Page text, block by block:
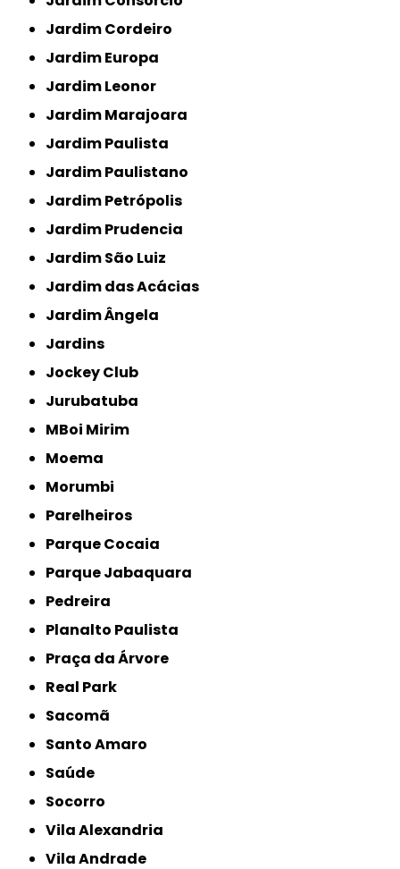
Jardim Cordeiro
Jardim Europa
Jardim Leonor
Jardim Marajoara
Jardim Paulista
Jardim Paulistano
Jardim Petrópolis
Jardim Prudencia
Jardim São Luiz
Jardim das Acácias
Jardim Ângela
Jardins
Jockey Club
Jurubatuba
MBoi Mirim
Moema
Morumbi
Parelheiros
Parque Cocaia
Parque Jabaquara
Pedreira
Planalto Paulista
Praça da Árvore
Real Park
Sacomã
Santo Amaro
Saúde
Socorro
Vila Alexandria
Vila Andrade